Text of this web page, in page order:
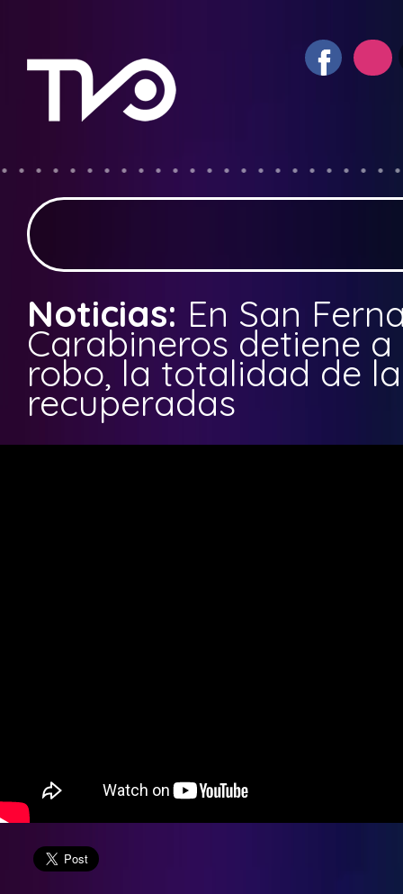
Noticias: En San
Carabineros detiene
robo, la totalidad de
recuperadas